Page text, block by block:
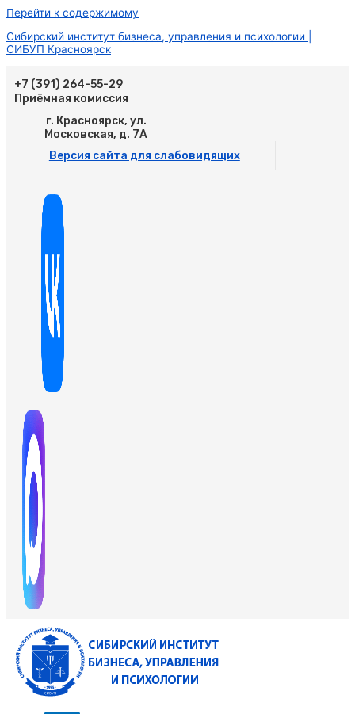
Перейти к содержимому
Сибирский институт бизнеса, управления и психологии |
СИБУП Красноярск
+7 (391) 264-55-29
Приёмная комиссия
г. Красноярск, ул.
Московская, д. 7А
Версия сайта для слабовидящих